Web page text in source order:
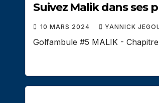
Suivez Malik dans ses
10 MARS 2024 YANNICK
Golfambule #5 MALIK -